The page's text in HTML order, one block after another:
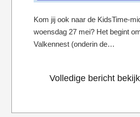
Kom jij ook naar de KidsTime-
woensdag 27 mei? Het begint
Valkennest (onderin de…
Volledige bericht